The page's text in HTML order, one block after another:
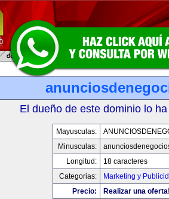
El dueño de este dominio lo
Mayusculas:
Minusculas:
Longitud:
18 caracteres
Categorias:
Marketing y
Precio:
Realizar una